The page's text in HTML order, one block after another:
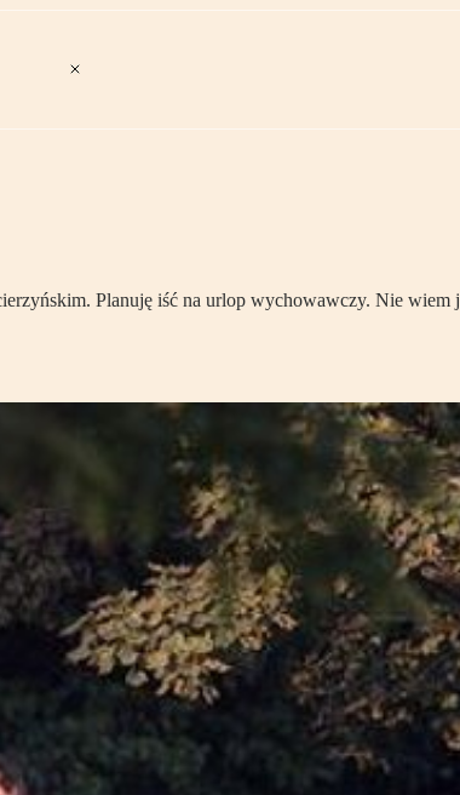
Planuję iść na urlop wychowawczy. Nie wiem